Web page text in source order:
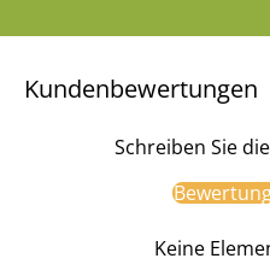
Kundenbewertungen
Schreiben Sie
Keine